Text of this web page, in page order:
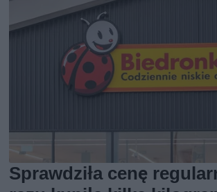
Sprawdziła cenę